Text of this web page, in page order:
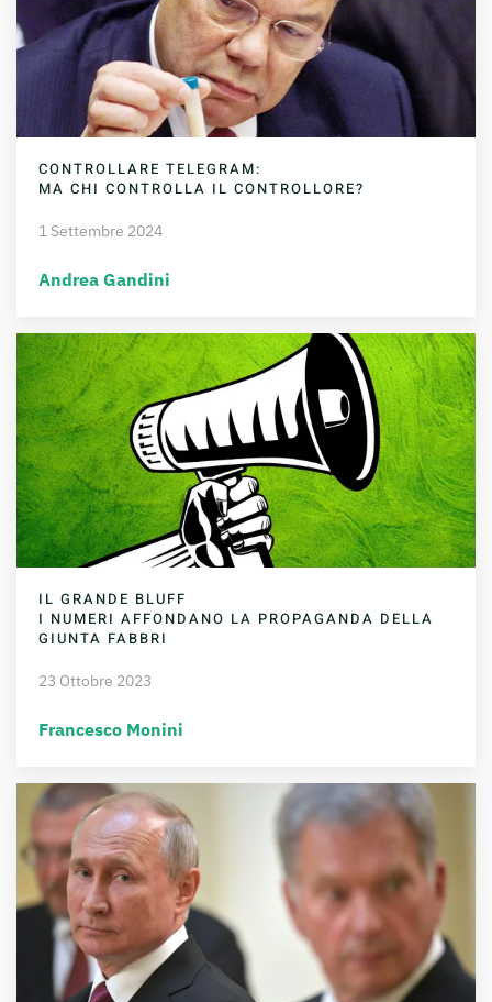
CONTROLLARE TELEGRAM:
MA CHI CONTROLLA IL CONTROLLORE?
1 Settembre 2024
Andrea Gandini
IL GRANDE BLUFF
I NUMERI AFFONDANO LA PROPAGANDA DELLA
GIUNTA FABBRI
23 Ottobre 2023
Francesco Monini